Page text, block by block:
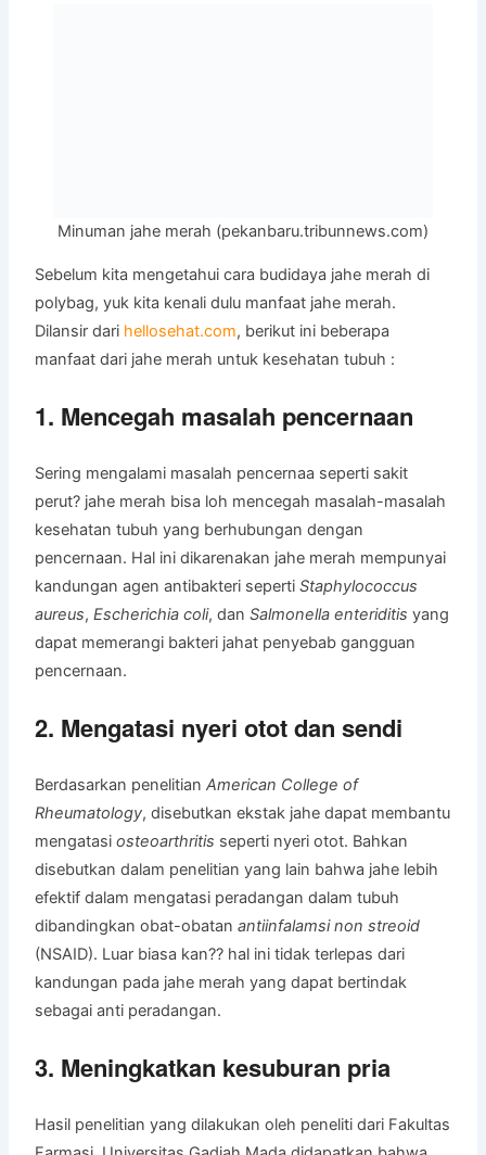
Minuman jahe merah (pekanbaru.tribunnews.com)
Sebelum kita mengetahui cara budidaya jahe merah di
polybag, yuk kita kenali dulu manfaat jahe merah.
Dilansir dari hellosehat.com, berikut ini beberapa
manfaat dari jahe merah untuk kesehatan tubuh :
1. Mencegah masalah pencernaan
Sering mengalami masalah pencernaa seperti sakit
perut? jahe merah bisa loh mencegah masalah-masalah
kesehatan tubuh yang berhubungan dengan
pencernaan. Hal ini dikarenakan jahe merah mempunyai
kandungan agen antibakteri sepertiStaphylococcus
aureus,Escherichia coli, danSalmonella enteriditis yang
dapat memerangi bakteri jahat penyebab gangguan
pencernaan.
2. Mengatasi nyeri otot dan sendi
Berdasarkan penelitianAmerican College of
Rheumatology, disebutkan ekstak jahe dapat membantu
mengatasiosteoarthritis seperti nyeri otot. Bahkan
disebutkan dalam penelitian yang lain bahwa jahe lebih
efektif dalam mengatasi peradangan dalam tubuh
dibandingkan obat-obatanantiinfalamsi non streoid
(NSAID). Luar biasa kan?? hal ini tidak terlepas dari
kandungan pada jahe merah yang dapat bertindak
sebagai anti peradangan.
3. Meningkatkan kesuburan pria
Hasil penelitian yang dilakukan oleh peneliti dari Fakultas